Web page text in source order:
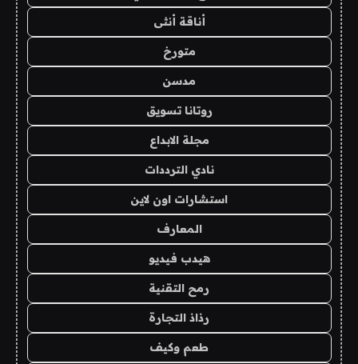
أناقة أنثى
متورخ
مدسن
روتانا تسويق
مجلة الابداع
نادي الترددات
استشارات اون لاين
المعارف
هيدب فيديو
رمح التقنية
رذاذ التجارة
طعم وكيف